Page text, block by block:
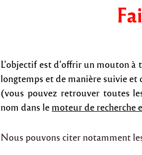
L’objectif est d’offrir un mouton
longtemps et de manière suivie
(vous pouvez retrouver toutes
nom dans le moteur de recherche
Nous pouvons citer notamment